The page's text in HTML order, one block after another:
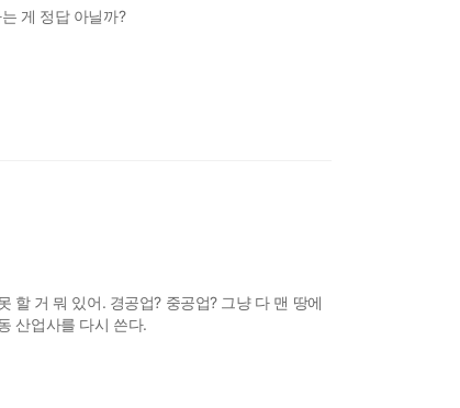
게 정답 아닐까?
할 거 뭐 있어. 경공업? 중공업? 그냥 다 맨 땅에
산업사를 다시 쓴다.